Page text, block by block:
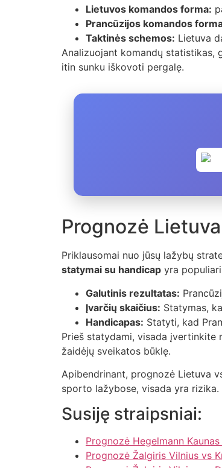
Lietuvos komandos forma:
Prancūzijos komandos
Taktinės schemos: Lietuva
Analizuojant komandų statistikas,
itin sunku iškovoti pergalę.
Prognozė
Priklausomai nuo jūsų lažybų
statymai su handicap yra
Galutinis rezultatas:
Įvarčių skaičius: Statymas,
Handicapas: Statyti, kad
Prieš statydami, visada įvertinkite
žaidėjų sveikatos būklę.
Apibendrinant, prognozė Lietuva
sporto lažybose, visada yra rizika.
Susiję straipsniai:
Prognozė Hegelmann
Prognozė Žalgiris Vilnius vs